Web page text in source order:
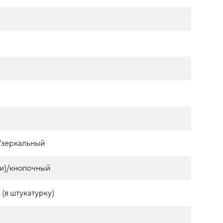
кнопочный
штукатурку)